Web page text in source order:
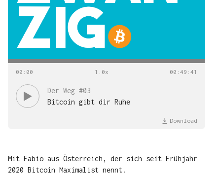
00 : 00 00 : 49 : 41
Der Weg #03
Bitcoin gibt dir Ruhe
Download
Mit Fabio aus Österreich, der sich seit Frühjahr
2020 Bitcoin Maximalist nennt.